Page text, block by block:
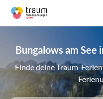
Bungalows am
Finde deine Traum-